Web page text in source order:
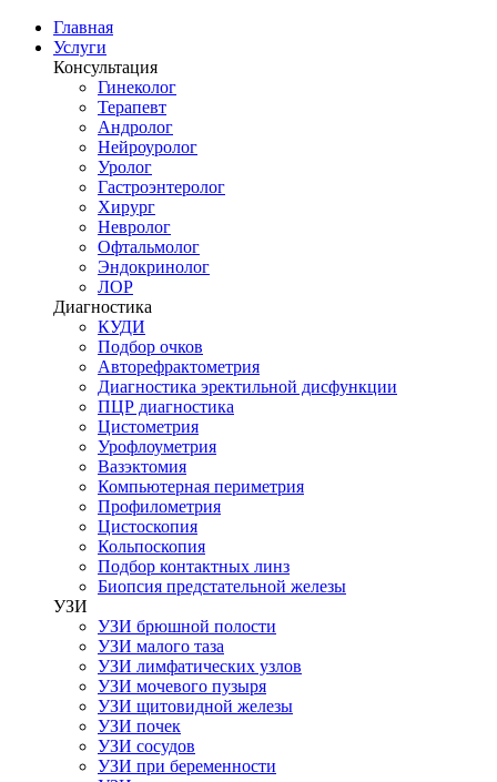
Главная
Услуги
Консультация
Гинеколог
Терапевт
Андролог
Нейроуролог
Уролог
Гастроэнтеролог
Хирург
Невролог
Офтальмолог
Эндокринолог
ЛОР
Диагностика
КУДИ
Подбор очков
Авторефрактометрия
Диагностика эректильной дисфункции
ПЦР диагностика
Цистометрия
Урофлоуметрия
Вазэктомия
Компьютерная периметрия
Профилометрия
Цистоскопия
Кольпоскопия
Подбор контактных линз
Биопсия предстательной железы
УЗИ
УЗИ брюшной полости
УЗИ малого таза
УЗИ лимфатических узлов
УЗИ мочевого пузыря
УЗИ щитовидной железы
УЗИ почек
УЗИ сосудов
УЗИ при беременности